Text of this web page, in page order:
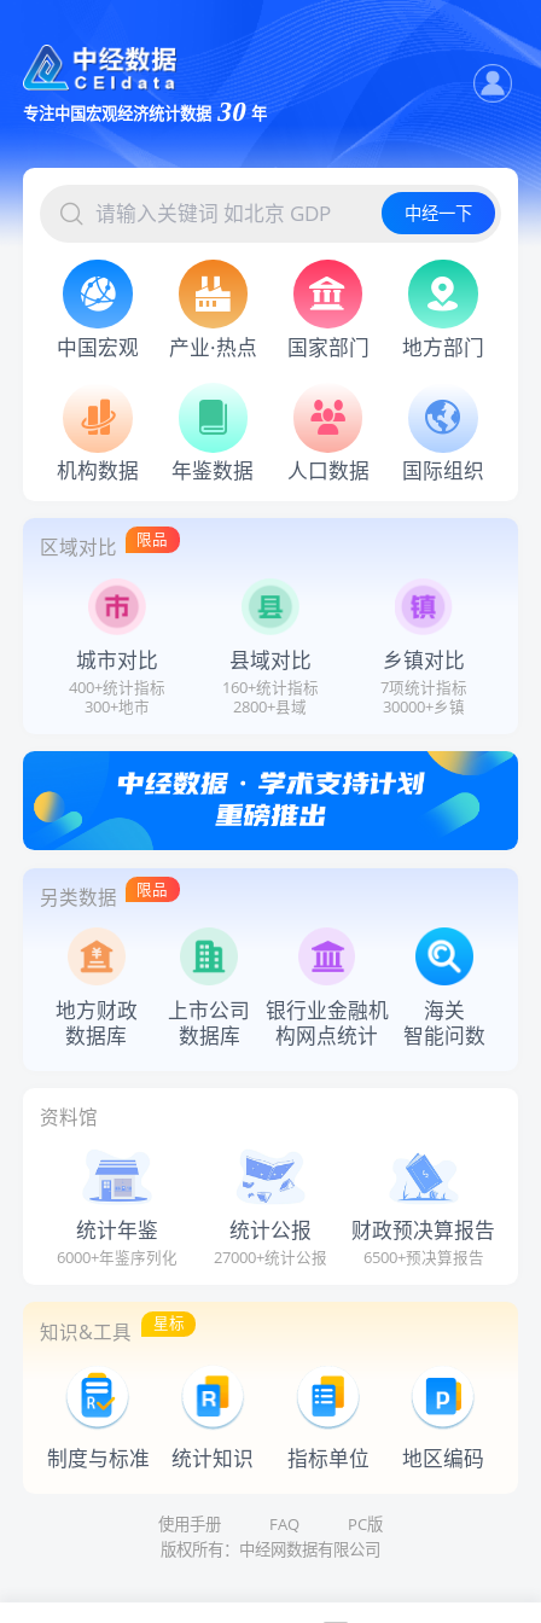
专注中国宏观经济统计数据 30 年
中经一下
中国宏观 产业·热点 国家部门 地方部门
机构数据 年鉴数据 人口数据 国际组织
区域对比 限品
城市对比
400+统计指标
300+地市
县域对比
160+统计指标
2800+县域
乡镇对比
7项统计指标
30000+乡镇
另类数据 限品
地方财政
数据库
上市公司
数据库
银行业金融机
构网点统计
海关
智能问数
资料馆
统计年鉴
6000+年鉴序列化
统计公报
27000+统计公报
财政预决算报告
6500+预决算报告
知识&工具 星标
制度与标准 统计知识 指标单位 地区编码
使用手册 FAQ
PC版
版权所有：中经网数据有限公司